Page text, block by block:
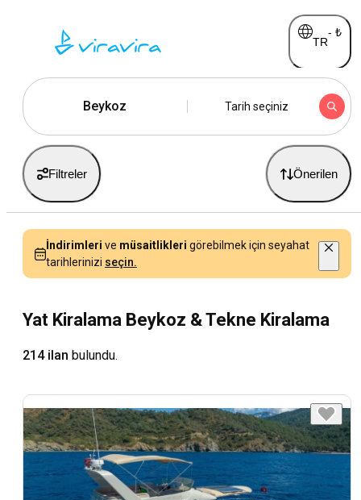
TR
- ₺
Beykoz Tarih seçiniz
Filtreler Önerilen
İndirimleri ve müsaitlikleri görebilmek için seyahat
tarihlerinizi seçin.
Yat Kiralama Beykoz & Tekne Kiralama
214 ilan bulundu.